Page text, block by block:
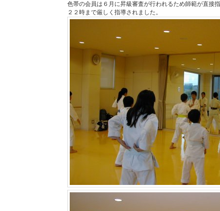
色帯の会員は６月に昇級審査が行われるため師範が直接
２２時まで厳しく指導されました。